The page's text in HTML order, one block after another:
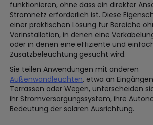
funktionieren, ohne dass ein direkter
Stromnetz erforderlich ist. Diese
einer praktischen Lösung für Bereiche
Vorinstallation, in denen eine
oder in denen eine effiziente und
Zusatzbeleuchtung gesucht wird.
Sie teilen Anwendungen mit anderen
Außenwandleuchten, etwa an
Terrassen oder Wegen, unterscheiden
ihr Stromversorgungssystem, ihre
Bedeutung der solaren Ausrichtung.